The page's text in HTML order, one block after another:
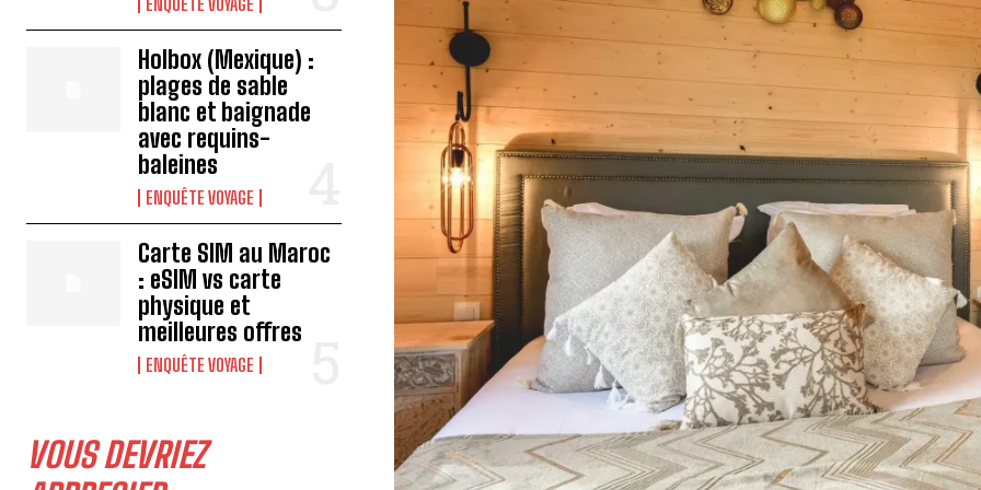
Holbox (Mexique) :
plages de sable
blanc et baignade
avec requins-
baleines
ENQUÊTE VOYAGE
Carte SIM au Maroc
: eSIM vs carte
physique et
meilleures offres
ENQUÊTE VOYAGE
VOUS DEVRIEZ